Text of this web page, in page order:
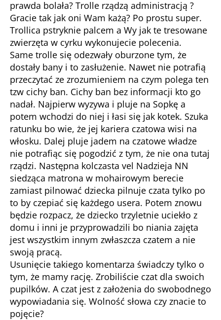
prawda bolała? Trolle rządzą administracją ?
Gracie tak jak oni Wam każą? Po prostu super.
Trollica pstryknie palcem a Wy jak te tresowane
zwierzęta w cyrku wykonujecie polecenia.
Same trolle się odezwały oburzone tym, że
dostały bany i to zasłużenie. Nawet nie potrafią
przeczytać ze zrozumieniem na czym polega ten
tzw cichy ban. Cichy ban bez informacji kto go
nadał. Najpierw wyzywa i pluje na Sopkę a
potem wchodzi do niej i łasi się jak kotek. Szuka
ratunku bo wie, że jej kariera czatowa wisi na
włosku. Dalej pluje jadem na czatowe władze
nie potrafiąc się pogodzić z tym, że nie ona tutaj
rządzi. Następna kolczasta vel Nadzieja NN
siedząca matrona w mohairowym berecie
zamiast pilnować dziecka pilnuje czata tylko po
to by czepiać się każdego usera. Potem znowu
będzie rozpacz, że dziecko trzyletnie uciekło z
domu i inni je przyprowadzili bo niania zajęta
jest wszystkim innym zwłaszcza czatem a nie
swoją pracą.
Usunięcie takiego komentarza świadczy tylko o
tym, że mamy rację. Zrobiliście czat dla swoich
pupilków. A czat jest z założenia do swobodnego
wypowiadania się. Wolność słowa czy znacie to
pojęcie?